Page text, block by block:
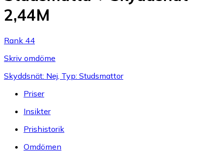
2,44M
Rank 44
Skriv omdöme
Skyddsnät: Nej, Typ: Studsmattor
Priser
Insikter
Prishistorik
Omdömen